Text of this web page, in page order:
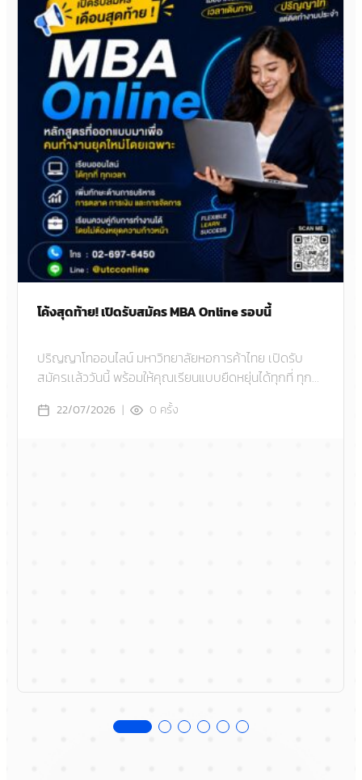
โค้งสุดท้าย! เปิดรับสมัคร MBA Online รอบนี้
ปริญญาโทออนไลน์ มหาวิทยาลัยหอการค้าไทย เปิดรับ
สมัครเเล้ววันนี้ พร้อมให้คุณเรียนแบบยืดหยุ่นได้ทุกที่ ทุก
22/07/2026 | 0 ครั้ง